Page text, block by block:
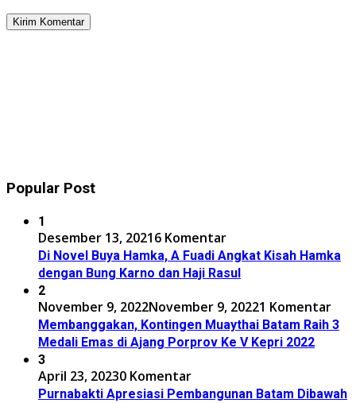
Popular Post
1
Desember 13, 20216 Komentar
Di Novel Buya Hamka, A Fuadi Angkat Kisah Hamka
dengan Bung Karno dan Haji Rasul
2
November 9, 2022November 9, 20221 Komentar
Membanggakan, Kontingen Muaythai Batam Raih 3
Medali Emas di Ajang Porprov Ke V Kepri 2022
3
April 23, 20230 Komentar
Purnabakti Apresiasi Pembangunan Batam Dibawah